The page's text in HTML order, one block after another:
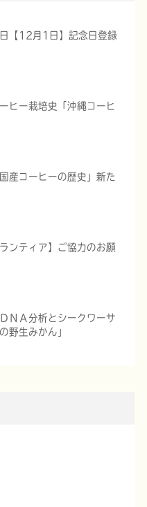
【12月1日】記念日登録
ヒー栽培史「沖縄コーヒ
産コーヒーの歴史」新た
ンティア】ご協力のお願
ＮＡ分析とシークワーサ
野生みかん」